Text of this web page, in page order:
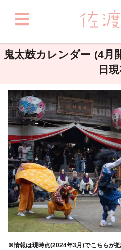
鬼太鼓カレンダー (4
日
※情報は現時点(2024年3月)でこちらが